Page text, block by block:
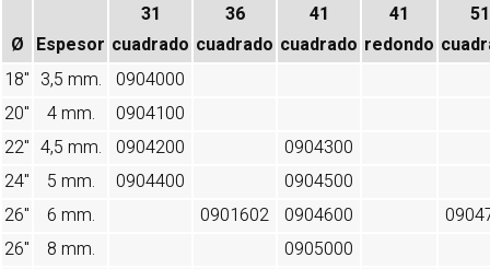
Ø Espesor
31
cuadrado
36
cuadrado
41
cuadrado
41
redondo
51
18" 3,5 mm. 0904000
20"
4 mm.
0904100
22" 4,5 mm. 0904200
0904300
24"
5 mm. 0904400
0904500
26"
6 mm. 0901602 0904600
26"
8 mm.
0905000